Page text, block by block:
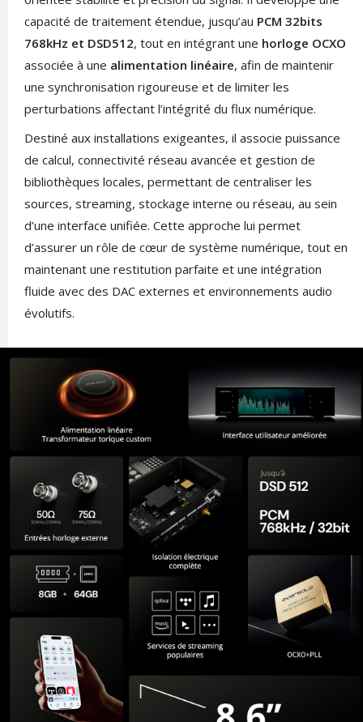
capacité de traitement étendue, jusqu’au PCM 32bits
768kHz et DSD512, tout en intégrant une horloge OCXO
associée à une alimentation linéaire, afin de maintenir
une synchronisation rigoureuse et de limiter les
perturbations affectant l’intégrité du flux numérique.
Destiné aux installations exigeantes, il associe puissance
de calcul, connectivité réseau avancée et gestion de
bibliothèques locales, permettant de centraliser les
sources, streaming, stockage interne ou réseau, au sein
d’une interface unifiée. Cette approche lui permet
d’assurer un rôle de cœur de système numérique, tout en
maintenant une restitution parfaite et une intégration
fluide avec des DAC externes et environnements audio
évolutifs.